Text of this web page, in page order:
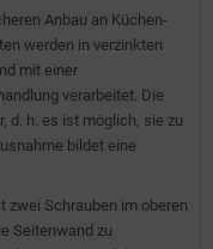
Anbau an Küchen­
werden in verzinkten
mit einer
verarbeitet. Die
d. h. es ist möglich, sie zu
bildet eine
zwei Schrauben im oberen
Seitenwand zu